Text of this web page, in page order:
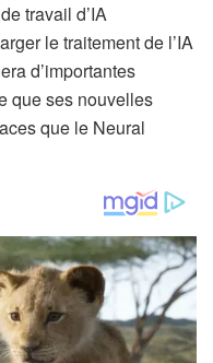
travail d’IA
le traitement de l’IA
d’importantes
que ses nouvelles
que le Neural